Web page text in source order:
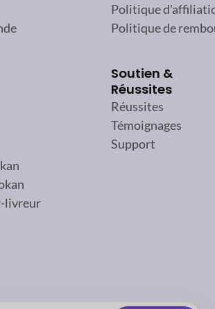
livreur
Politique
Politique de
Soutien &
Réussites
Réussites
Témoignages
Support